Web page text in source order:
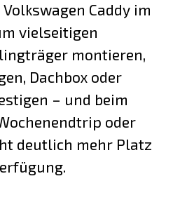
Caddy im
vielseitigen
montieren,
Dachbox oder
– und beim
oder
deutlich mehr Platz